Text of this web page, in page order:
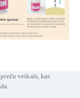
veikals, kas